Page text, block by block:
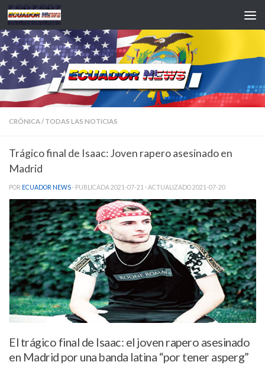
Saltar al contenido
CRÓNICA/ TODAS LAS NOTICIAS
Trágico final de Isaac: Joven rapero asesinado en
Madrid
POR ECUADOR NEWS · PUBLICADA2021-07-21 · ACTUALIZADO2021-07-20
El trágico final de Isaac: el joven rapero asesinado
en Madrid por una banda latina “por tener asperg”